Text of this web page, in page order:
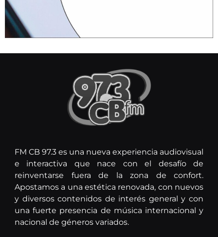
FM CB 97.3 es una nueva experiencia audiovisual
e interactiva que nace con el desafío de
reinventarse fuera de la zona de confort.
Apostamos a una estética renovada, con nuevos
y diversos contenidos de interés general y con
una fuerte presencia de música internacional y
nacional de géneros variados.